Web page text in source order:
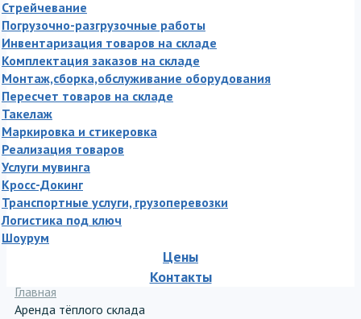
Стрейчевание
Погрузочно-разгрузочные работы
Инвентаризация товаров на складе
Комплектация заказов на складе
Монтаж,сборка,обслуживание оборудования
Пересчет товаров на складе
Такелаж
Маркировка и стикеровка
Реализация товаров
Услуги мувинга
Кросс-Докинг
Транспортные услуги, грузоперевозки
Логистика под ключ
Шоурум
Цены
Контакты
Главная
Аренда тёплого склада